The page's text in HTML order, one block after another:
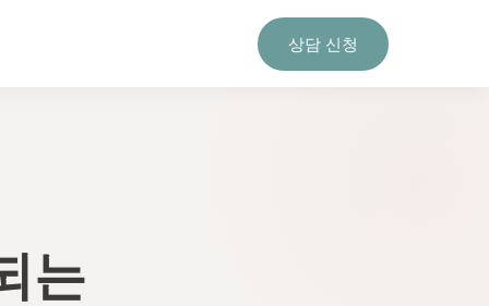
상담 신청
는